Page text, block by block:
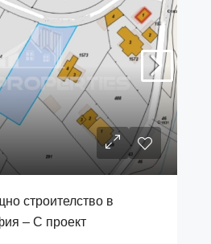
строителство в
– С проект